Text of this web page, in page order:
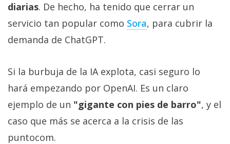
diarias. De hecho, ha tenido que cerrar un
servicio tan popular como Sora‎, para cubrir la
demanda de ChatGPT.
Si la burbuja de la IA explota, casi seguro lo
hará empezando por OpenAI. Es un claro
ejemplo de un "gigante con pies de barro", y el
caso que más se acerca a la crisis de las
puntocom.